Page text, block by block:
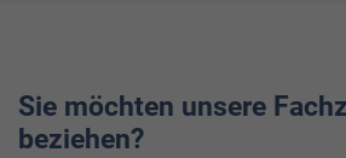
Sie möchten unsere
beziehen?